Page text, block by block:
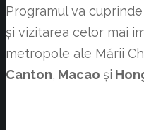
Programul va
și vizitarea celor mai
metropole ale Mării
Canton, Macao şi